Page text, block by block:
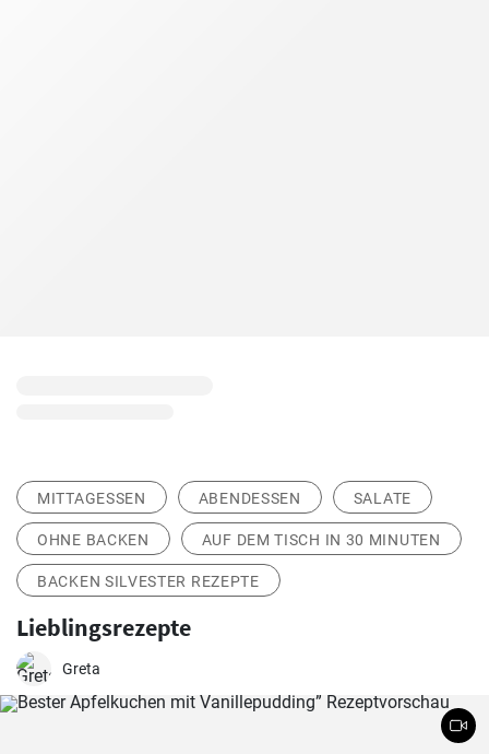
MITTAGESSEN ABENDESSEN SALATE
OHNE BACKEN AUF DEM TISCH IN 30 MINUTEN
BACKEN SILVESTER REZEPTE
Lieblingsrezepte
Greta